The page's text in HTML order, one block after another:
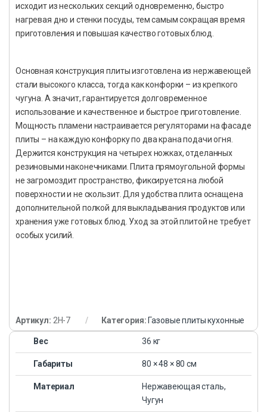
исходит из нескольких секций одновременно, быстро
нагревая дно и стенки посуды, тем самым сокращая время
приготовления и повышая качество готовых блюд.
Основная конструкция плиты изготовлена из нержавеющей
стали высокого класса, тогда как конфорки – из крепкого
чугуна. А значит, гарантируется долговременное
использование и качественное и быстрое приготовление.
Мощность пламени настраивается регуляторами на фасаде
плиты – на каждую конфорку по два крана подачи огня.
Держится конструкция на четырех ножках, отделанных
резиновыми наконечниками. Плита прямоугольной формы
не загромоздит пространство, фиксируется на любой
поверхности и не скользит. Для удобства плита оснащена
дополнительной полкой для выкладывания продуктов или
хранения уже готовых блюд. Уход за этой плитой не требует
особых усилий.
Артикул: 2H-7 Категория: Газовые плиты кухонные
Вес 36 кг
Габариты 80 × 48 × 80 см
Материал
Нержавеющая сталь,
Чугун